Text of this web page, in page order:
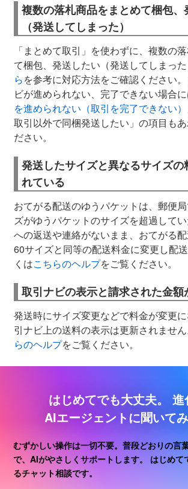
複数の落札商品をまとめて梱包、
（発送してしまった）
「まとめて取引」を使わずに、複数の
て梱包、発送したい（発送してしまった
らを参考に対応方法をご確認ください
ビが進められない、完了できない場合
を進められない（取引を完了できない）
取引以外で同梱発送したい」の項目も
ださい。
発送したサイズと異なるサイズの
れている
おてがる配送のゆうパケットは、郵便
ズがゆうパケットのサイズを超過して
への返送や連絡がないまま、おてがる
60サイズと同等の配送料金に変更し配
くはこちらのヘルプをご覧ください。
取引ナビの表示と請求された金額
発送時にサイズ変更などで料金が変更
引ナビ上の送料の表示は更新されませ
らのヘルプをご覧ください。
はじめてでも大丈夫。
進
AIエージェントに聞いてみ
むずかしい操作は一切不要。普段どおりの言
で、AIがやさしくサポートします。
はじめて
るチャット相談です。